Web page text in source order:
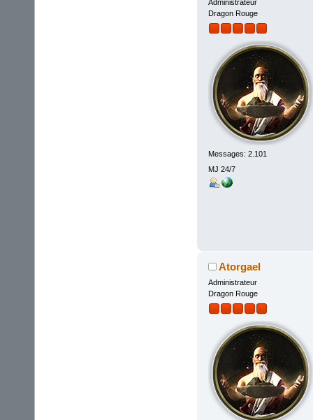
Administrateur
Dragon Rouge
Messages: 2.101
MJ 24/7
Atorgael
Administrateur
Dragon Rouge